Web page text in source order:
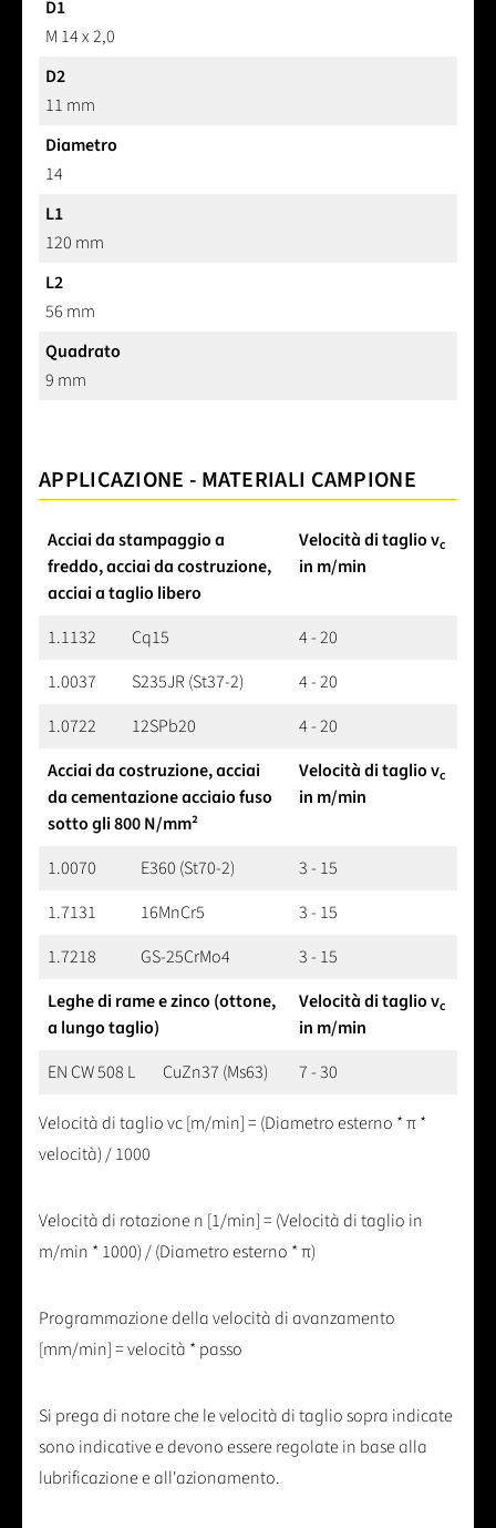
D1
M 14 x 2,0
D2
11 mm
Diametro
14
L1
120 mm
L2
56 mm
Quadrato
9 mm
APPLICAZIONE - MATERIALI CAMPIONE
Acciai da stampaggio a
freddo, acciai da costruzione,
acciai a taglio libero
Velocità di taglio vc
in m/min
1.1132 Cq15
4 - 20
1.0037
S235JR (St37-2)
4 - 20
1.0722
12SPb20
4 - 20
Acciai da costruzione, acciai
da cementazione acciaio fuso
sotto gli 800 N/mm²
Velocità di taglio vc
in m/min
1.0070 E360 (St70-2)
3 - 15
1.7131
16MnCr5
3 - 15
1.7218
GS-25CrMo4
3 - 15
Leghe di rame e zinco (ottone,
a lungo taglio)
Velocità di taglio vc
in m/min
EN CW 508 L
CuZn37 (Ms63) 7 - 30
Velocità di taglio vc [m/min] = (Diametro esterno * π *
velocità) / 1000
Velocità di rotazione n [1/min] = (Velocità di taglio in
m/min * 1000) / (Diametro esterno * π)
Programmazione della velocità di avanzamento
[mm/min] = velocità * passo
Si prega di notare che le velocità di taglio sopra indicate
sono indicative e devono essere regolate in base alla
lubrificazione e all'azionamento.